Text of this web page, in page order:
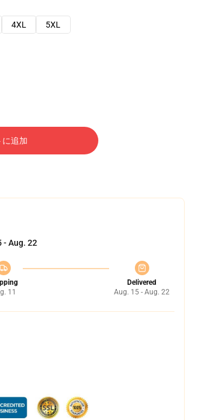
4XL
5XL
に追加
- Aug. 22
11
Delivered
Aug. 15 - Aug. 22